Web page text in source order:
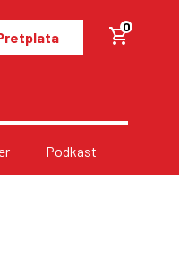
0
Podkast